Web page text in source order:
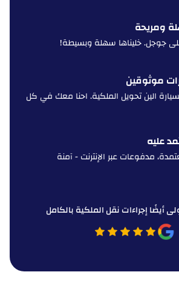
ومريحة
موثوقين
الين تحويل الملكية. احنا معك في كل
عليه
مدفوعات عبر الإنترنت - آمنة
أيضًا إجراءات نقل الملكية بالكامل